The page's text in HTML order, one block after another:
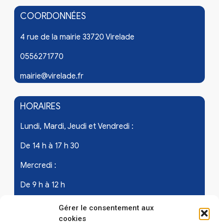
Gérer le consentement aux
cookies
COORDONNÉES
4 rue de la mairie 33720 Virelade
0556271770
mairie@virelade.fr
HORAIRES
Lundi, Mardi, Jeudi et Vendredi :
De 14 h à 17 h 30
Mercredi :
De 9 h à 12 h
Samedi - les 1er et 3ème de chaque mois :